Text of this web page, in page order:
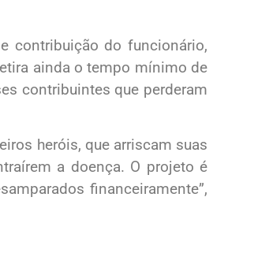
contribuição do funcionário,
ainda o tempo mínimo de
contribuintes que perderam
heróis, que arriscam suas
a doença. O projeto é
financeiramente”,